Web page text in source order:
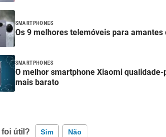
SMARTPHONES
Os 9 melhores telemóveis para
SMARTPHONES
O melhor smartphone Xiaomi
mais barato
foi útil? Sim Não